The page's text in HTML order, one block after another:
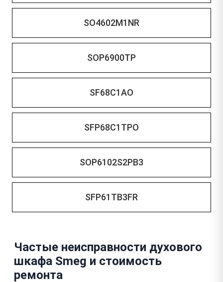
SO4602M1NR
SOP6900TP
SF68C1AO
SFP68C1TPO
SOP6102S2PB3
SFP61TB3FR
Частые неисправности духового
шкафа Smeg и стоимость
ремонта